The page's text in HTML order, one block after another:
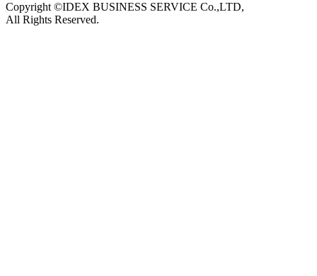
Copyright ©IDEX BUSINESS SERVICE Co.,LTD,
All Rights Reserved.